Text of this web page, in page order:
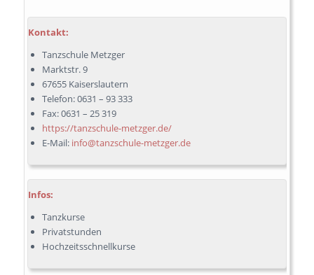
Kontakt:
Tanzschule Metzger
Marktstr. 9
67655 Kaiserslautern
Telefon: 0631 – 93 333
Fax: 0631 – 25 319
https://tanzschule-metzger.de/
E-Mail: info@tanzschule-metzger.de
Infos:
Tanzkurse
Privatstunden
Hochzeitsschnellkurse